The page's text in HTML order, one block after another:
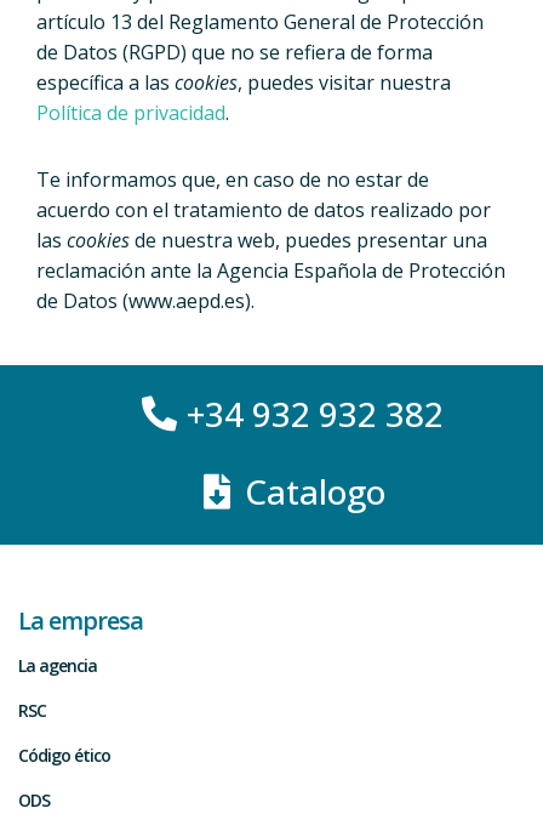
artículo 13 del Reglamento General de Protección
de Datos (RGPD) que no se refiera de forma
específica a las cookies, puedes visitar nuestra
Política de privacidad.
Te informamos que, en caso de no estar de
acuerdo con el tratamiento de datos realizado por
las cookiesde nuestra web, puedes presentar una
reclamación ante la Agencia Española de Protección
de Datos (www.aepd.es).
+34 932 932 382
Catalogo
La empresa
La agencia
RSC
Código ético
ODS